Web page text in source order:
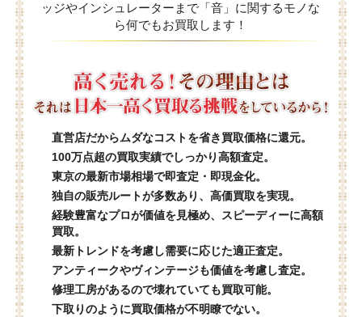
ッジやインシュレーターまで「音」に関するモノな
ら何でもお買取します！
直営店だからムダなコストを省き買取価格に還元。
100万点超の買取実績でしっかり高額査定。
東京の最新市場相場で即査定・即現金化。
独自の販売ルートが多数あり、高価買取を実現。
経験豊富なプロが価値を見極め、スピーディーに高額
買取。
最新トレンドを考慮し需要に応じた適正査定。
アンティークやヴィンテージも価値を考慮し査定。
修理工房があるので壊れていても買取可能。
下取りのように買取価格が不明瞭でない。